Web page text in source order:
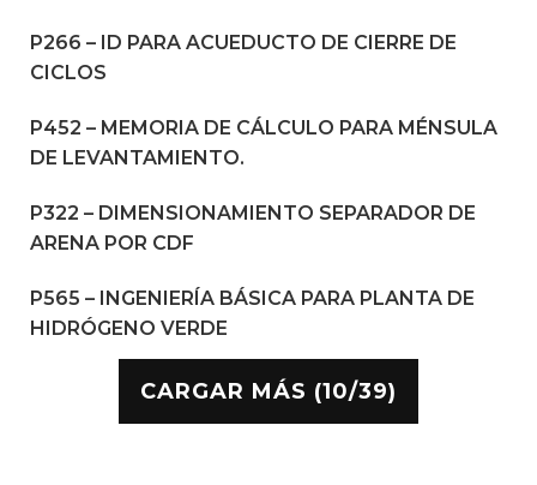
P266 – ID PARA ACUEDUCTO DE CIERRE DE
CICLOS
P452 – MEMORIA DE CÁLCULO PARA MÉNSULA
DE LEVANTAMIENTO.
P322 – DIMENSIONAMIENTO SEPARADOR DE
ARENA POR CDF
P565 – INGENIERÍA BÁSICA PARA PLANTA DE
HIDRÓGENO VERDE
CARGAR MÁS (10/39)